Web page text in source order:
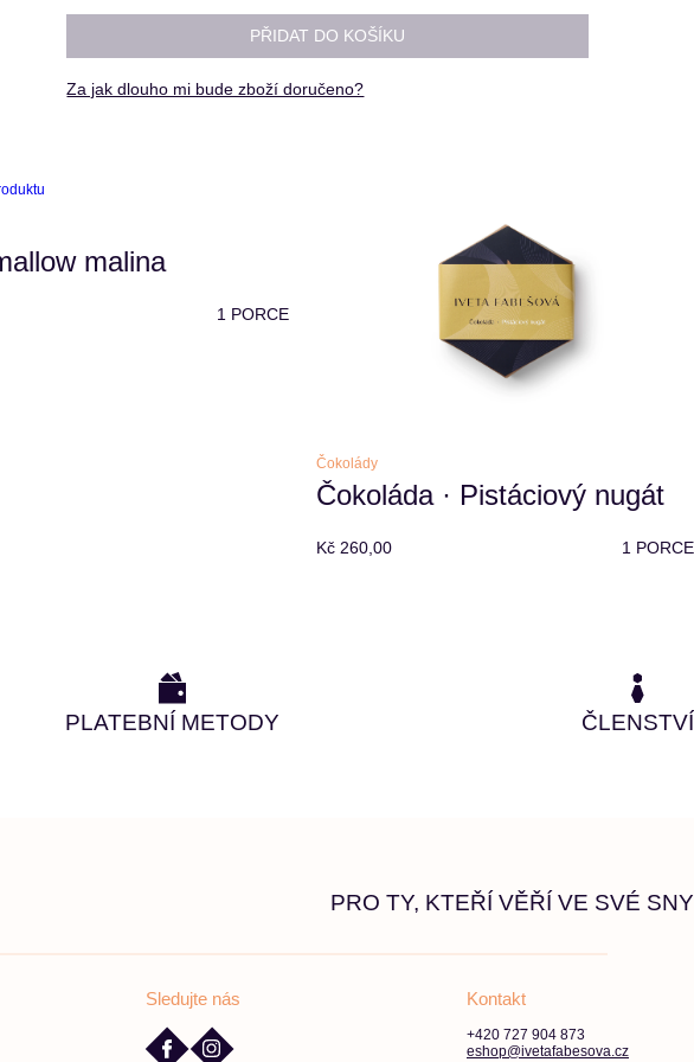
PŘIDAT DO KOŠÍKU
Za jak dlouho mi bude zboží doručeno?
malina
1 PORCE
Čokolády
Čokoláda · Pistáciový nugát
Kč 260,00 1 PORCE
PLATEBNÍ METODY ČLENSTVÍ
PRO TY, KTEŘÍ VĚŘÍ VE SVÉ SNY
Sledujte nás Kontakt
+420 727 904 873
eshop@ivetafabesova.cz